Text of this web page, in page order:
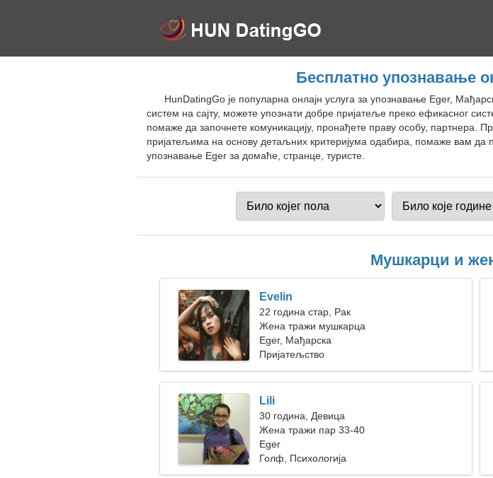
Бесплатно упознавање
HunDatingGo је популарна онлајн услуга за упознавање Eger,
систем на сајту, можете упознати добре пријатеље преко ефикасног
помаже да започнете комуникацију, пронађете праву особу, партнера.
пријатељима на основу детаљних критеријума одабира, помаже вам да
упознавање Eger за домаће, странце, туристе.
Мушкарци и
Evelin
22 година стар, Рак
Жена тражи мушкарца
Eger, Мађарска
Пријатељство
Lili
30 година, Девица
Жена тражи пар 33-40
Eger
Голф, Психологија